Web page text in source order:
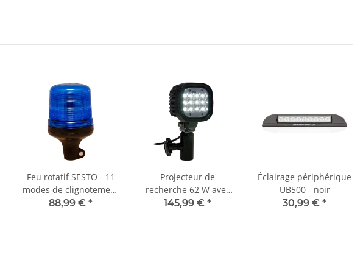
Feu rotatif SESTO - 11
modes de clignotement
- bleu - fixation DIN
88,99 € *
Projecteur de
recherche 62 W avec
support DIN pour
145,99 € *
Éclairage périphérique
UB500 - noir
30,99 € *